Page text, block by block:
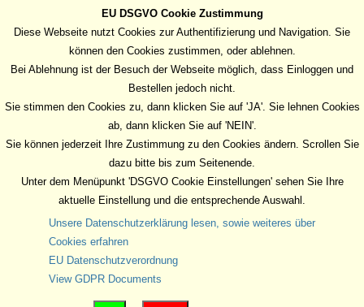
MENU
EU DSGVO Cookie Zustimmung
Diese Webseite nutzt Cookies zur Authentifizierung und Navigation. Sie
können den Cookies zustimmen, oder ablehnen.
Bei Ablehnung ist der Besuch der Webseite möglich, dass Einloggen und
Bestellen jedoch nicht.
Sie stimmen den Cookies zu, dann klicken Sie auf 'JA'. Sie lehnen Cookies
ab, dann klicken Sie auf 'NEIN'.
Sie können jederzeit Ihre Zustimmung zu den Cookies ändern. Scrollen Sie
dazu bitte bis zum Seitenende.
Unter dem Menüpunkt 'DSGVO Cookie Einstellungen' sehen Sie Ihre
aktuelle Einstellung und die entsprechende Auswahl.
Unsere Datenschutzerklärung lesen, sowie weiteres über
Cookies erfahren
EU Datenschutzverordnung
View GDPR Documents